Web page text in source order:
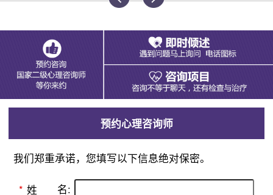
预约心理咨询师
我们郑重承诺，您填写以下信息绝对保密。
* 姓 名: